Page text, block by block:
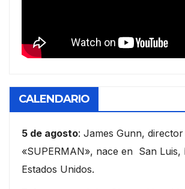
CALENDARIO
5 de agosto: James Gunn, director
«SUPERMAN», nace en San Luis,
Estados Unidos.